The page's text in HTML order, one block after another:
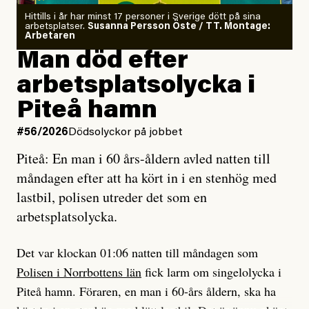
Vem är det som Dagens ETC skriver för?
Vad betyder det att vara en röd, grön och oberoende
tidning?
Vad är bra journalistik?
Ett försök till korta svar som jag hoppas kan förtydliga
för Kuhn och Sassarinis-McGowan och andra hur jag
som chefredaktör ser på Dagens ETC:s uppdrag och
roll.
Vi skriver för våra läsare som vill bli informerade,
överraskade, bekräftade, utmanade – och som kräver
att vi granskar allt och alla.
Om läkaren säger vaccinera dig
så säger jag tvärtemot.
Jag lärde mig renovera
enligt uråldrig metod
och lade min sista ungdom
på att laga en gammal bod.
Jag sökte ljuset och meningen,
efter det som var rent, rätt och sant,
och aldrig såg jag det klarare än
när jag ombord på bussen hjälpte en tant.
#23/2026Intervjun
Jesper Lundby: ”Livet i sig
är ganska politiskt”
Hittills i år har minst 17 personer i Sverige dött på sina
arbetsplatser. Susanna Persson Öste / TT. Montage:
Arbetaren
Man död efter
arbetsplatsolycka i
Piteå hamn
#56/2026 Dödsolyckor på jobbet
Piteå: En man i 60 års-åldern avled natten till
måndagen efter att ha kört in i en stenhög med
lastbil, polisen utreder det som en
arbetsplatsolycka.
Det var klockan 01:06 natten till måndagen som
Polisen i Norrbottens län fick larm om singelolycka i
Piteå hamn. Föraren, en man i 60-års åldern, ska ha